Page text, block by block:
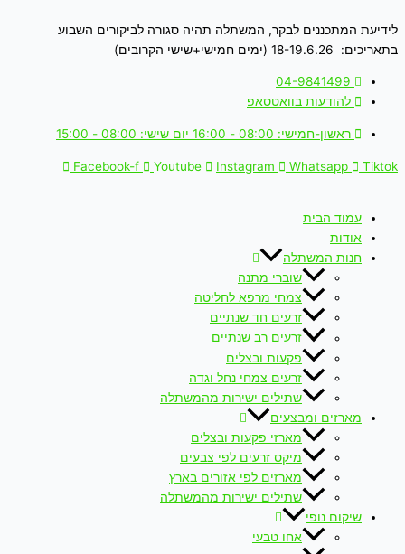
לתוכן
לידיעת המתכננים לבקר, המשתלה תהיה סגורה לביקורים השבוע
בתאריכים: 18-19.6.26 (ימים חמישי+שישי הקרובים)
04-9841499
להודעות בוואטסאפ
ראשון-חמישי: 08:00 - 16:00 יום שישי: 08:00 - 15:00
Facebook-f Youtube Instagram Whatsapp Tiktok
עמוד הבית
אודות
חנות המשתלה
שוברי מתנה
צמחי מרפא לחליטה
זרעים חד שנתיים
זרעים רב שנתיים
פקעות ובצלים
זרעים צמחי נחל וגדה
שתילים ישירות מהמשתלה
מארזים ומבצעים
מארזי פקעות ובצלים
מיקס זרעים לפי צבעים
מארזים לפי אזורים בארץ
שתילים ישירות מהמשתלה
שיקום נופי
אחו טבעי
המקורי
היה:
הנוכחי
הוא: